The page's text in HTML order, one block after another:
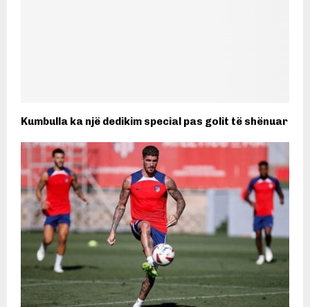
Kumbulla ka një dedikim special pas golit të shënuar